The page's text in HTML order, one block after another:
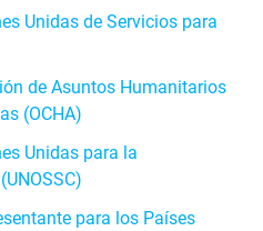
Unidas de Servicios para
de Asuntos Humanitarios
(OCHA)
Unidas para la
para los Países